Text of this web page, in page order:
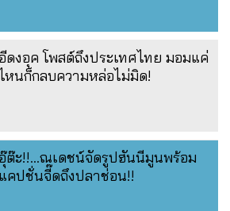
อีดงอุค โพสต์ถึงประเทศไทย มอมแค่
หนก็กลบความหล่อไม่มิด!
อุ๊ต๊ะ!!...ณเดชน์จัดรูปฮันนีมูนพร้อม
แคปชั่นจี๊ดถึงปลาช่อน!!